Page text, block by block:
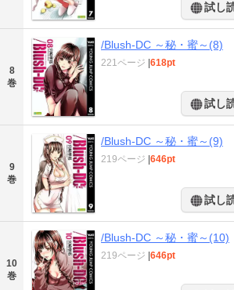
試し
8
巻
/Blush-DC ～秘・蜜～(8)
221ページ 618pt
試し
9
巻
/Blush-DC ～秘・蜜～(9)
219ページ 646pt
試し
10
巻
/Blush-DC ～秘・蜜～(10)
219ページ 646pt